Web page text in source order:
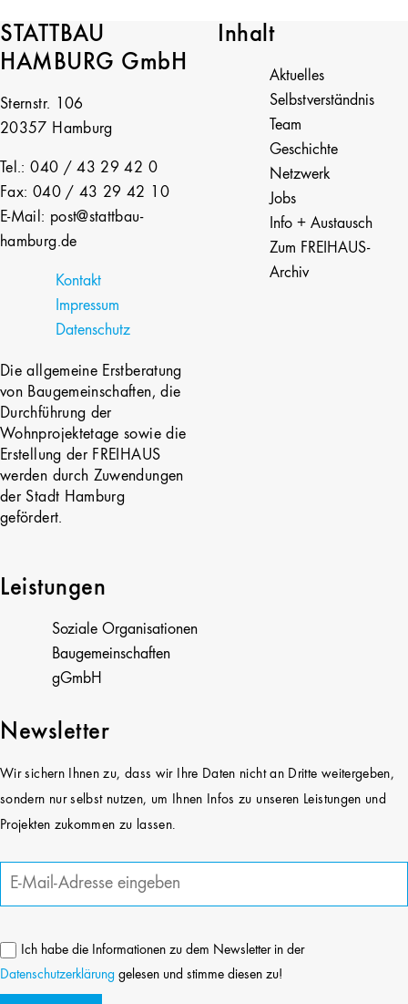
STATTBAU
HAMBURG GmbH
Sternstr. 106
20357 Hamburg
Tel.: 040 / 43 29 42 0
Fax: 040 / 43 29 42 10
E-Mail: post@stattbau-
hamburg.de
Kontakt
Impressum
Datenschutz
Die allgemeine Erstberatung
von Baugemeinschaften, die
Durchführung der
Wohnprojektetage sowie die
Erstellung der FREIHAUS
werden durch Zuwendungen
der Stadt Hamburg
gefördert.
Inhalt
Aktuelles
Selbstverständnis
Team
Geschichte
Netzwerk
Jobs
Info + Austausch
Zum FREIHAUS-
Archiv
Leistungen
Soziale Organisationen
Baugemeinschaften
gGmbH
Newsletter
Wir sichern Ihnen zu, dass wir Ihre Daten nicht an Dritte weitergeben,
sondern nur selbst nutzen, um Ihnen Infos zu unseren Leistungen und
Projekten zukommen zu lassen.
Ich habe die Informationen zu dem Newsletter in der
Datenschutzerklärung gelesen und stimme diesen zu!